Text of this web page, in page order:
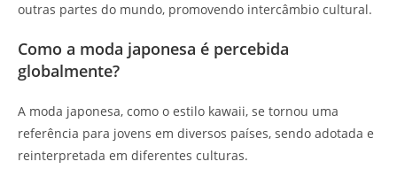
outras partes do mundo, promovendo intercâmbio cultural.
Como a moda japonesa é percebida
globalmente?
A moda japonesa, como o estilo kawaii, se tornou uma
referência para jovens em diversos países, sendo adotada e
reinterpretada em diferentes culturas.